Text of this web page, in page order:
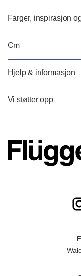
Farger, inspirasjon
Om
Hjelp & informasjon
Vi støtter opp